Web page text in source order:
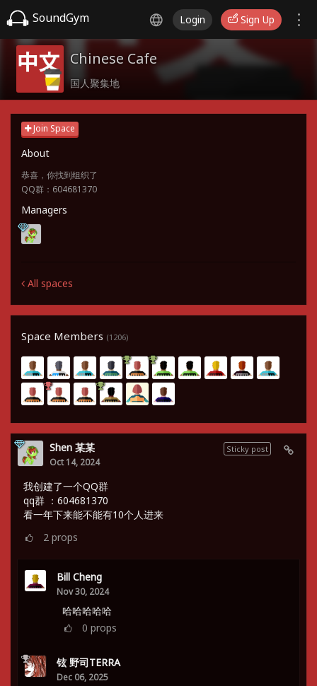
SoundGym Login Sign Up
Chinese Cafe
国人聚集地
Join Space
About
恭喜，你找到组织了
QQ群：604681370
Managers
All spaces
Space Members (1206)
Sticky post
Shen 某某
Oct 14, 2024
我创建了一个QQ群
qq群 ：604681370
看一年下来能不能有10个人进来
2 props
Bill Cheng
Nov 30, 2024
哈哈哈哈哈
0 props
铉 野司TERRA
Dec 06, 2025